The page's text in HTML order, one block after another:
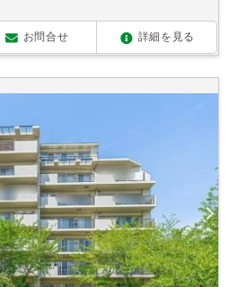
お問合せ 詳細を見る